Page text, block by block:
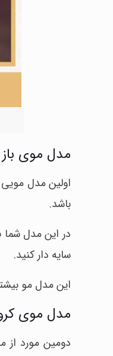
مدل موی
اولین مدل
باشد.
در این مدل شما
سایه دار کنید.
این مدل مو
مدل موی
دومین مورد